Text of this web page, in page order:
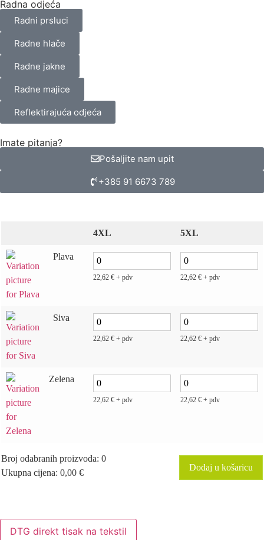
Radna odjeća
Radni prsluci
Radne hlače
Radne jakne
Radne majice
Reflektirajuća odjeća
Imate pitanja?
Pošaljite nam upit
+385 91 6673 789
4XL 5XL
Plava
22,62 € + pdv 22,62 € + pdv
Siva
22,62 € + pdv 22,62 € + pdv
Zelena
22,62 € + pdv 22,62 € + pdv
Broj odabranih proizvoda: 0
Ukupna cijena: 0,00 €
Dodaj u košaricu
DTG direkt tisak na tekstil